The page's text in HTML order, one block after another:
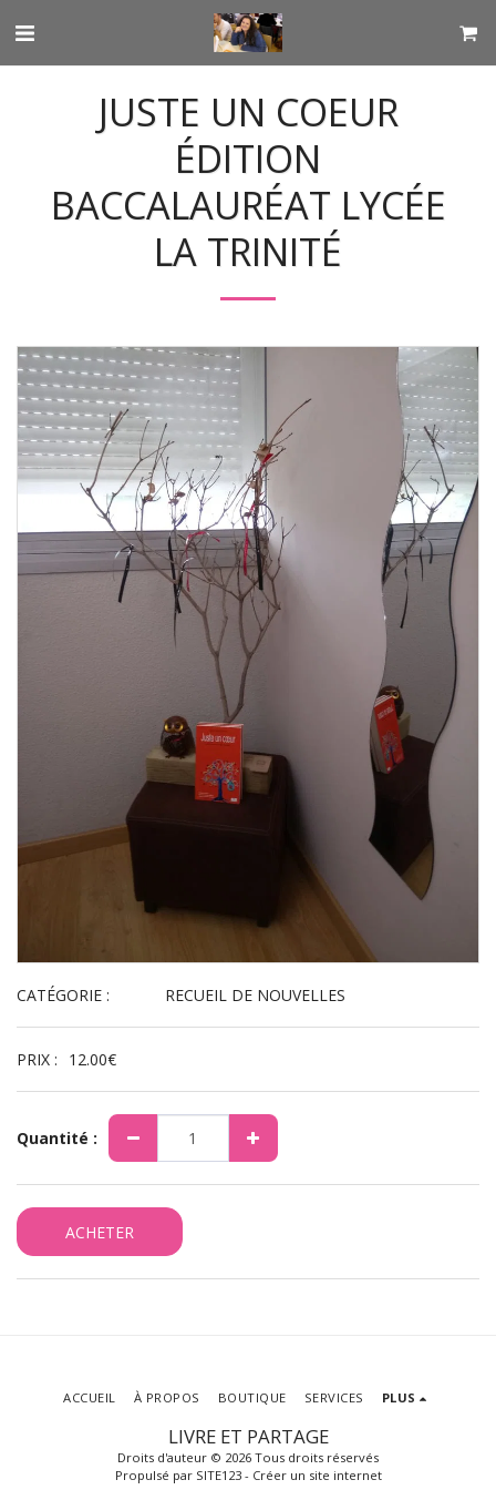
JUSTE UN COEUR
ÉDITION
BACCALAURÉAT LYCÉE
LA TRINITÉ
CATÉGORIE : RECUEIL DE NOUVELLES
PRIX : 12.00€
Quantité :
ACHETER
LIVRE ET PARTAGE
Droits d'auteur © 2026 Tous droits réservés
Propulsé par SITE123- Créer un site internet
ACCUEIL À PROPOS BOUTIQUE SERVICES PLUS